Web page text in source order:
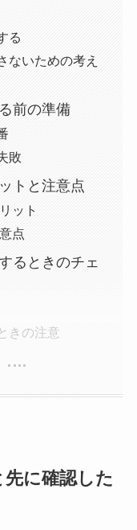
る
ないための考え
前の準備
敗
トと注意点
ット
点
るときのチェ
きの注意
に確認した